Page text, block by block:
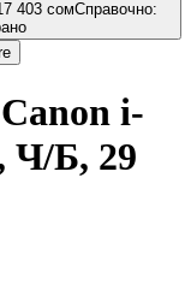
403 сомСправочно:
i-
Ч/Б, 29